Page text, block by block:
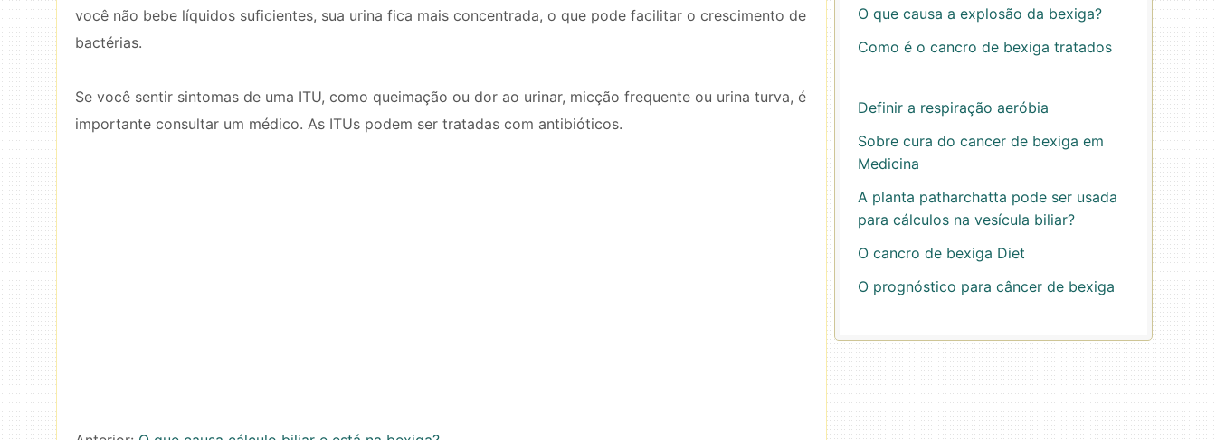
você não bebe líquidos suficientes, sua urina fica mais concentrada, o que pode facilitar o crescimento de
bactérias.
Se você sentir sintomas de uma ITU, como queimação ou dor ao urinar, micção frequente ou urina turva, é
importante consultar um médico. As ITUs podem ser tratadas com antibióticos.
O que causa a explosão da bexiga?
Como é o cancro de bexiga tratados
Definir a respiração aeróbia
Sobre cura do cancer de bexiga em
Medicina
A planta patharchatta pode ser usada
para cálculos na vesícula biliar?
O cancro de bexiga Diet
O prognóstico para câncer de bexiga